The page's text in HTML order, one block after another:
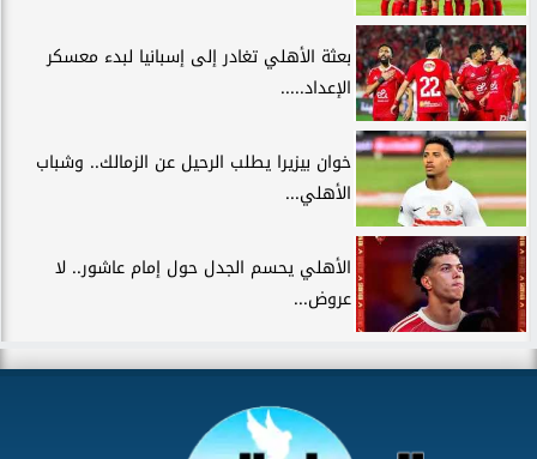
بعثة الأهلي تغادر إلى إسبانيا لبدء معسكر
الإعداد.....
خوان بيزيرا يطلب الرحيل عن الزمالك.. وشباب
الأهلي...
الأهلي يحسم الجدل حول إمام عاشور.. لا
عروض...